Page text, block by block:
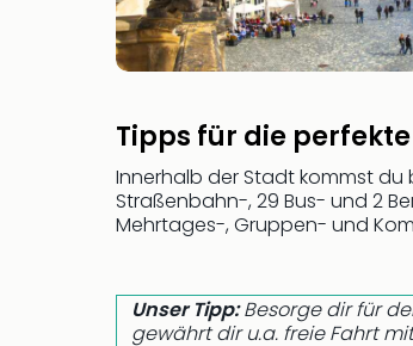
Tipps für die
Innerhalb der Stadt kommst du
Straßenbahn-, 29 Bus- und 2
Mehrtages-, Gruppen- und
Unser Tipp:Besorge dir für
gewährt dir u.a. freie Fahrt